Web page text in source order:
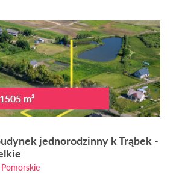
m²
jednorodzinny k Trąbek -